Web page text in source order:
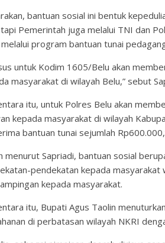
bantuan sosial ini bentuk
Pemerintah juga melalui TNI dan
program bantuan tunai
untuk Kodim 1605/Belu akan
masyarakat di wilayah Belu,” sebut
itu, untuk Polres Belu akan
kepada masyarakat di wilayah
bantuan tunai sejumlah
menurut Sapriadi, bantuan sosial
pendekatan kepada masyarakat
kepada masyarakat.
itu, Bupati Agus Taolin
di perbatasan wilayah NKRI